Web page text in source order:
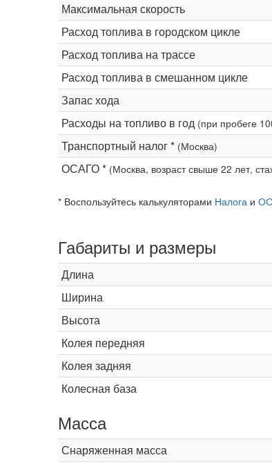
Максимальная скорость
Расход топлива в городском цикле
Расход топлива на трассе
Расход топлива в смешанном цикле
Запас хода
Расходы на топливо в год (при пробеге
Транспортный налог * (Москва)
ОСАГО * (Москва, возраст свыше 22 лет,
* Воспользуйтесь калькуляторами Налогаи
Габариты и размеры
Длина
Ширина
Высота
Колея передняя
Колея задняя
Колесная база
Масса
Снаряженная масса